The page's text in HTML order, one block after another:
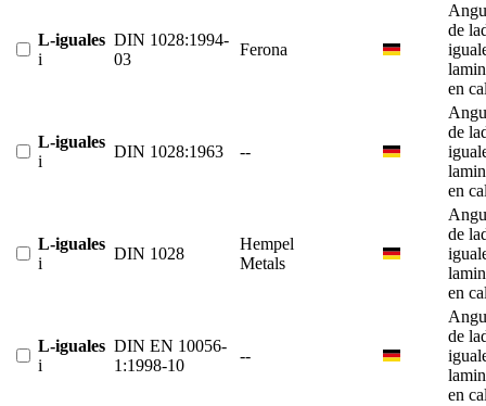
L-iguales
i
DIN 1028:1994-
03
Ferona
de
en
L-iguales
i
DIN 1028:1963 --
de
en
L-iguales
i
DIN 1028
Hempel
Metals
de
en
L-iguales
i
DIN EN 10056-
1:1998-10
--
de
en